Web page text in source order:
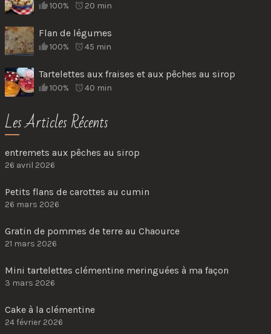
100% 20 min
Flan de légumes
100% 45 min
Tartelettes aux fraises et aux pêches au sirop
100% 40 min
Les Articles Récents
entremets aux pêches au sirop
26 avril 2026
Petits flans de carottes au cumin
26 mars 2026
Gratin de pommes de terre au Chaource
21 mars 2026
Mini tartelettes clémentine meringuées à ma façon
3 mars 2026
Cake à la clémentine
24 février 2026